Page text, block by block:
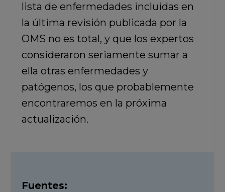
lista de enfermedades incluidas en
la última revisión publicada por la
OMS no es total, y que los expertos
consideraron seriamente sumar a
ella otras enfermedades y
patógenos, los que probablemente
encontraremos en la próxima
actualización.
Fuentes: